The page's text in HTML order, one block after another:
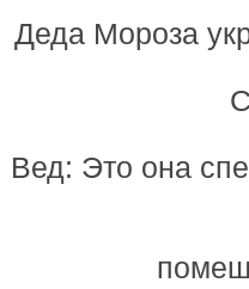
Деда Мороза
Вед: Это она